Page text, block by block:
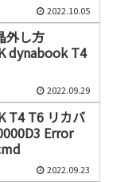
2022.10.05
外し方
dynabook T4
2022.09.29
T4 T6 リカバ
Error
2022.09.23